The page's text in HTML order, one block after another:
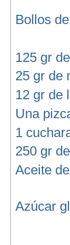
Bollos
125 gr
25 gr de
12 gr de
Una
1
250 gr
Aceite
Azúcar